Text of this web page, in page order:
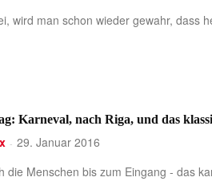
wird man schon wieder gewahr, dass
Karneval, nach Riga, und das
- 29. Januar 2016
die Menschen bis zum Eingang - das